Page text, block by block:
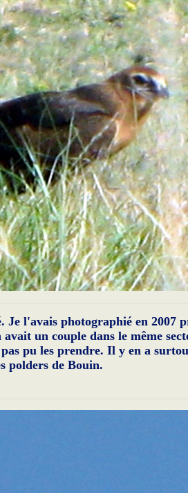
Je l'avais photographié en 2007
un couple dans le même
pu les prendre. Il y en a
polders de Bouin.